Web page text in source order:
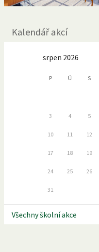
Kalendář akcí
srpen 2026
P Ú S
3 4 5
10 11 12
17 18 19
24 25 26
31
Všechny školní akce